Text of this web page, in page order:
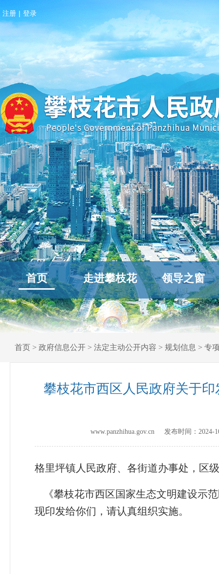
注册 | 登录
首页 走进攀枝花 领导之窗
首页 > 政府信息公开 > 法定主动公开内容 > 规划信息 > 专
攀枝花市西区人民政府关于
www.panzhihua.gov.cn 发布时间： 2024-
格里坪镇人民政府、各街道办事处，区
《攀枝花市西区国家生态文明建设示
现印发给你们 ，请认真组织实施。